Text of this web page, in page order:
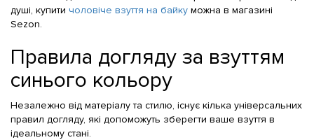
душі, купити чоловіче взуття на байку можна в магазині
Sezon.
Правила догляду за взуттям
синього кольору
Незалежно від матеріалу та стилю, існує кілька універсальних
правил догляду, які допоможуть зберегти ваше взуття в
ідеальному стані.